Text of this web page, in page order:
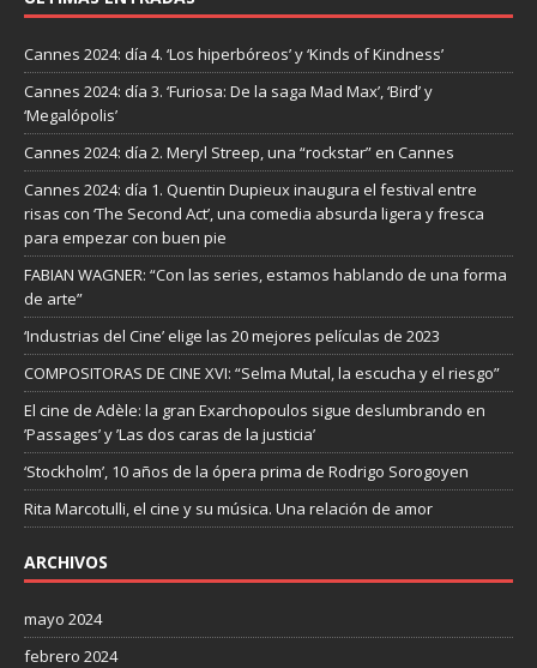
Cannes 2024: día 4. ‘Los hiperbóreos’ y ‘Kinds of Kindness’
Cannes 2024: día 3. ‘Furiosa: De la saga Mad Max’, ‘Bird’ y
‘Megalópolis’
Cannes 2024: día 2. Meryl Streep, una “rockstar” en Cannes
Cannes 2024: día 1. Quentin Dupieux inaugura el festival entre
risas con ‘The Second Act’, una comedia absurda ligera y fresca
para empezar con buen pie
FABIAN WAGNER: “Con las series, estamos hablando de una forma
de arte”
‘Industrias del Cine’ elige las 20 mejores películas de 2023
COMPOSITORAS DE CINE XVI: “Selma Mutal, la escucha y el riesgo”
El cine de Adèle: la gran Exarchopoulos sigue deslumbrando en
’Passages’ y ’Las dos caras de la justicia’
‘Stockholm’, 10 años de la ópera prima de Rodrigo Sorogoyen
Rita Marcotulli, el cine y su música. Una relación de amor
ARCHIVOS
mayo 2024
febrero 2024